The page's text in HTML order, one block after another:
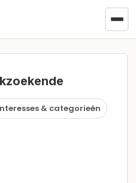
& categorieën